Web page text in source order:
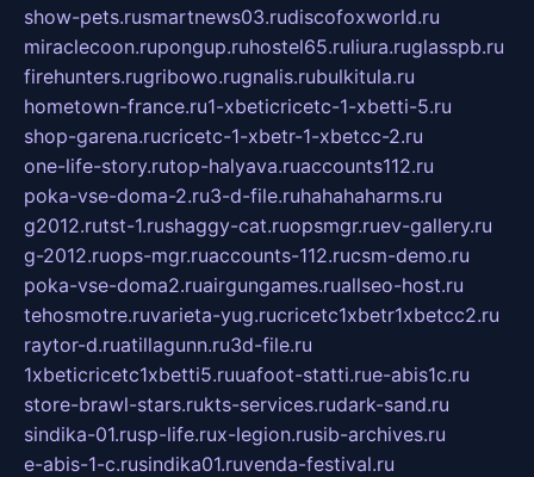
show-pets.rusmartnews03.rudiscofoxworld.ru
miraclecoon.rupongup.ruhostel65.ruliura.ruglasspb.ru
firehunters.rugribowo.rugnalis.rubulkitula.ru
hometown-france.ru1-xbeticricetc-1-xbetti-5.ru
shop-garena.rucricetc-1-xbetr-1-xbetcc-2.ru
one-life-story.rutop-halyava.ruaccounts112.ru
poka-vse-doma-2.ru3-d-file.ruhahahaharms.ru
g2012.rutst-1.rushaggy-cat.ruopsmgr.ruev-gallery.ru
g-2012.ruops-mgr.ruaccounts-112.rucsm-demo.ru
poka-vse-doma2.ruairgungames.ruallseo-host.ru
tehosmotre.ruvarieta-yug.rucricetc1xbetr1xbetcc2.ru
raytor-d.ruatillagunn.ru3d-file.ru
1xbeticricetc1xbetti5.ruuafoot-statti.rue-abis1c.ru
store-brawl-stars.rukts-services.rudark-sand.ru
sindika-01.rusp-life.rux-legion.rusib-archives.ru
e-abis-1-c.rusindika01.ruvenda-festival.ru